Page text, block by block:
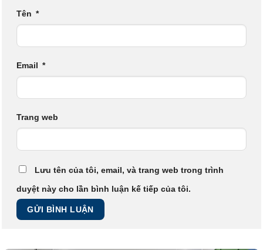
Tên *
Email *
Trang web
Lưu tên của tôi, email, và trang web trong trình
duyệt này cho lần bình luận kế tiếp của tôi.